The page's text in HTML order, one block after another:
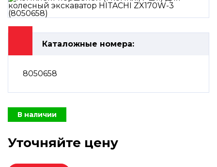
Каталожные номера:
8050658
В наличии
Уточняйте цену